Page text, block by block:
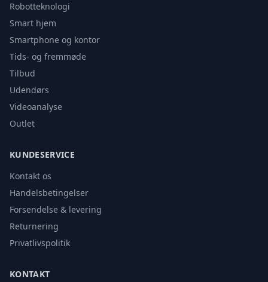
Robotteknologi
Smart hjem
Smartphone og kontor
Tids- og fremmøde
Tilbud
Udendørs
Videoanalyse
Outlet
KUNDESERVICE
Kontakt os
Handelsbetingelser
Forsendelse & levering
Returnering
Privatlivspolitik
KONTAKT